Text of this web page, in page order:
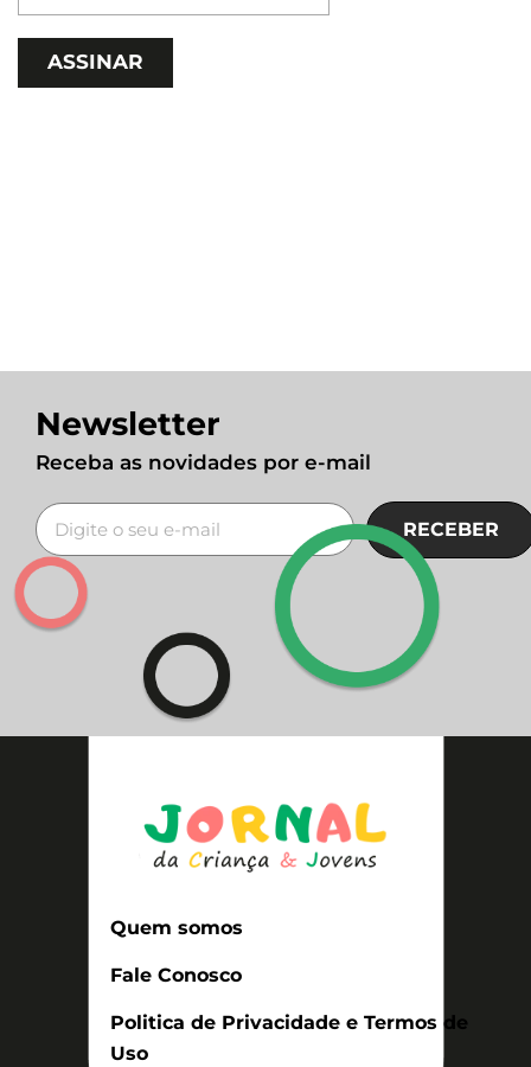
Newsletter
Receba as novidades por e-mail
RECEBER
Quem somos
Fale Conosco
Politica de Privacidade e Termos de
Uso